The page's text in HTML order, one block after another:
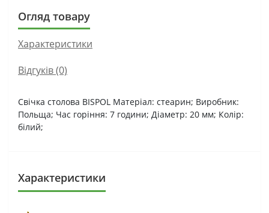
Огляд товару
Характеристики
Відгуків (0)
Свічка столова BISPOL Матеріал: стеарин; Виробник:
Польща; Час горіння: 7 години; Діаметр: 20 мм; Колір:
білий;
Характеристики